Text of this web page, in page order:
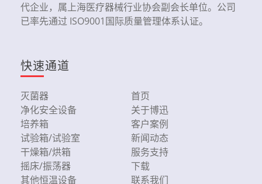
代企业，属上海医疗器械行业协会副会长单位。公司
已率先通过 ISO9001国际质量管理体系认证。
快速通道
灭菌器
净化安全设备
培养箱
试验箱/试验室
干燥箱/烘箱
摇床/振荡器
其他恒温设备
首页
关于博迅
客户案例
新闻动态
服务支持
下载
联系我们